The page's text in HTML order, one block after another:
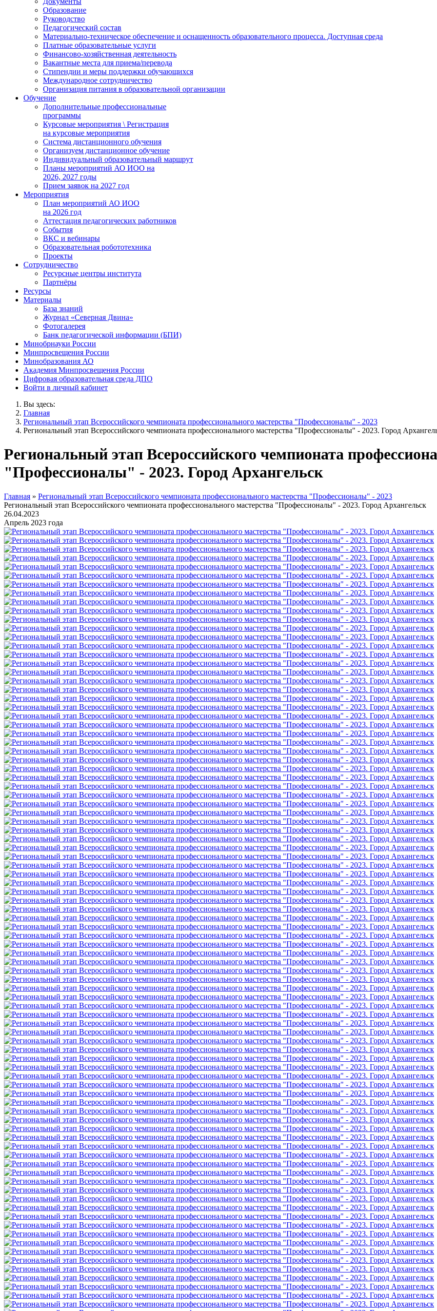
Образование
Руководство
Педагогический состав
Материально-техническое обеспечение и оснащенность образовательного процесса. Доступная среда
Платные образовательные услуги
Финансово-хозяйственная деятельность
Вакантные места для приема/перевода
Стипендии и меры поддержки обучающихся
Международное сотрудничество
Организация питания в образовательной организации
Обучение
Дополнительные профессиональные
программы
Курсовые мероприятия \ Регистрация
на курсовые мероприятия
Система дистанционного обучения
Организуем дистанционное обучение
Индивидуальный образовательный маршрут
Планы мероприятий АО ИОО на
2026, 2027 годы
Прием заявок на 2027 год
Мероприятия
План мероприятий АО ИОО
на 2026 год
Аттестация педагогических работников
События
ВКС и вебинары
Образовательная робототехника
Проекты
Сотрудничество
Ресурсные центры института
Партнёры
Ресурсы
Материалы
База знаний
Журнал «Северная Двина»
Фотогалерея
Банк педагогической информации (БПИ)
Минобрнауки России
Минпросвещения России
Минобразования АО
Академия Минпросвещения России
Цифровая образовательная среда ДПО
Войти в личный кабинет
Вы здесь:
Главная
Региональный этап Всероссийского чемпионата профессионального мастерства "Профессионалы" - 2023
Региональный этап Всероссийского чемпионата профессионального мастерства "Профессионалы" - 2023. Город
Региональный этап Всероссийского чемпионата
"Профессионалы" - 2023. Город Архангельск
Главная » Региональный этап Всероссийского чемпионата профессионального мастерства "Профессионалы" - 2023
Региональный этап Всероссийского чемпионата профессионального мастерства "Профессионалы" - 2023. Город Архангельск
26.04.2023
Апрель 2023 года